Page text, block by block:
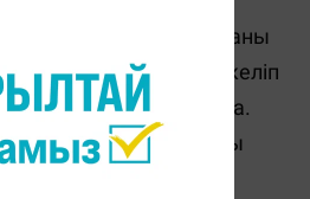
белгісіз, сыртқы ортаны
біреу-міреу келіп
керек сияқты оларға.
да өз теориялары
сәйкес